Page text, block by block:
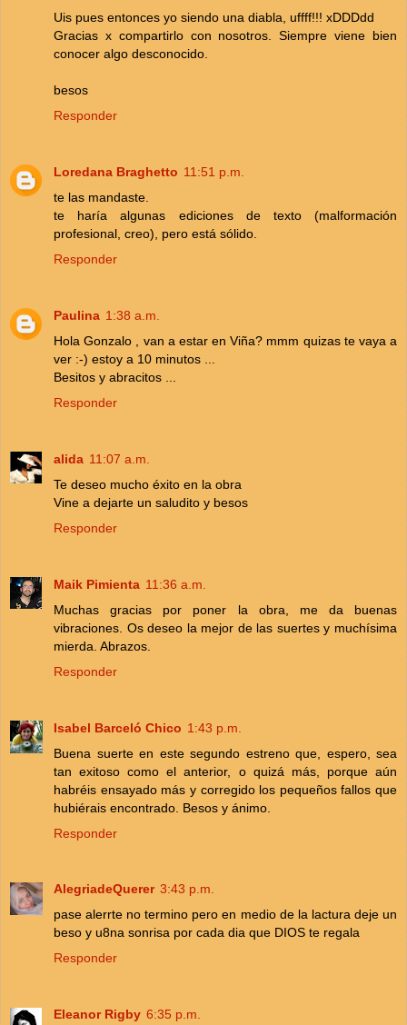
Uis pues entonces yo siendo una diabla, uffff!!! xDDDdd
Gracias x compartirlo con nosotros. Siempre viene bien
conocer algo desconocido.
besos
Responder
Loredana Braghetto 11:51 p.m.
te las mandaste.
te haría algunas ediciones de texto (malformación
profesional, creo), pero está sólido.
Responder
Paulina 1:38 a.m.
Hola Gonzalo , van a estar en Viña? mmm quizas te vaya a
ver :-) estoy a 10 minutos ...
Besitos y abracitos ...
Responder
alida 11:07 a.m.
Te deseo mucho éxito en la obra
Vine a dejarte un saludito y besos
Responder
Maik Pimienta 11:36 a.m.
Muchas gracias por poner la obra, me da buenas
vibraciones. Os deseo la mejor de las suertes y muchísima
mierda. Abrazos.
Responder
Isabel Barceló Chico 1:43 p.m.
Buena suerte en este segundo estreno que, espero, sea
tan exitoso como el anterior, o quizá más, porque aún
habréis ensayado más y corregido los pequeños fallos que
hubiérais encontrado. Besos y ánimo.
Responder
AlegriadeQuerer 3:43 p.m.
pase alerrte no termino pero en medio de la lactura deje un
beso y u8na sonrisa por cada dia que DIOS te regala
Responder
Eleanor Rigby 6:35 p.m.